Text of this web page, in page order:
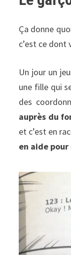
Ça donne
c’est ce dont
Un jour un
une fille qui
des
auprès du
et c’est en
en aide